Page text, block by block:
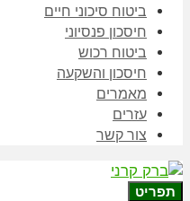
ביטוח סיכוני חיים
חיסכון פנסיוני
ביטוח רכוש
חיסכון והשקעה
מאמרים
עזרים
צור קשר
תפריט